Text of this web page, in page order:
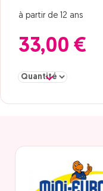
à partir de 12 ans
33,00 €
Sélectionner la